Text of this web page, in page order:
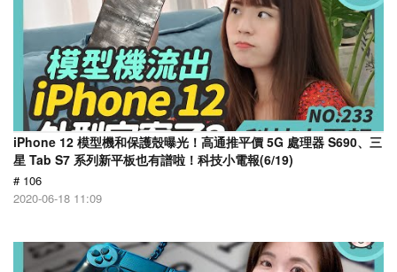
iPhone 12 模型機和保護殼曝光！高通推平價 5G 處理器 S690、三
星 Tab S7 系列新平板也有譜啦！科技小電報(6/19)
# 106
2020-06-18 11:09